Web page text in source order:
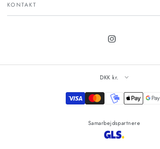
KONTAKT
Instagram
Samarbejdspartnere
DKK kr.